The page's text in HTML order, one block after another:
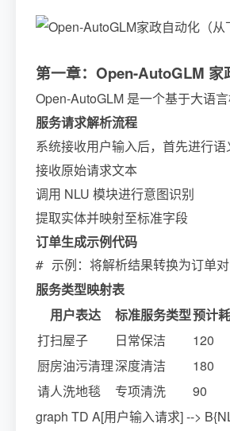
第一章：Open-AutoGLM 家
Open-AutoGLM 是一个基于大语
服务请求解析流程
系统接收用户输入后，首先进行
接收原始请求文本
调用 NLU 模块进行意图识别
提取实体并映射至标准字段
订单生成示例代码
# 示例：将解析结果转
服务类型映射表
用户表达
标准服务类型预计
打扫屋子
日常保洁
120
厨房油污清理深度清洁
180
请人洗地毯
专项清洗
90
graph TD A[用户输入请求] -->